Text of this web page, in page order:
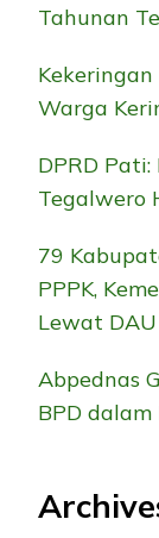
Tahunan
Warga
DPRD
Tegalwero
79
PPPK,
Lewat DAU
Abpednas
BPD